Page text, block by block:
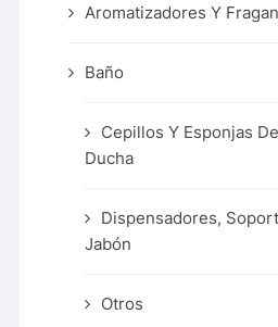
Aromatizadores Y
Baño
Cepillos Y Esponjas
Ducha
Dispensadores,
Jabón
Otros